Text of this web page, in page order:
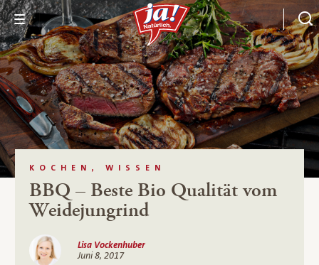
KOCHEN, WISSEN
BBQ – Beste Bio Qualität vom
Weidejungrind
Lisa Vockenhuber
Juni 8, 2017